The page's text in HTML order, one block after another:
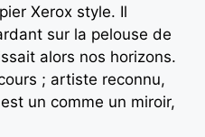
Xerox style. Il
sur la pelouse de
alors nos horizons.
; artiste reconnu,
un comme un miroir,